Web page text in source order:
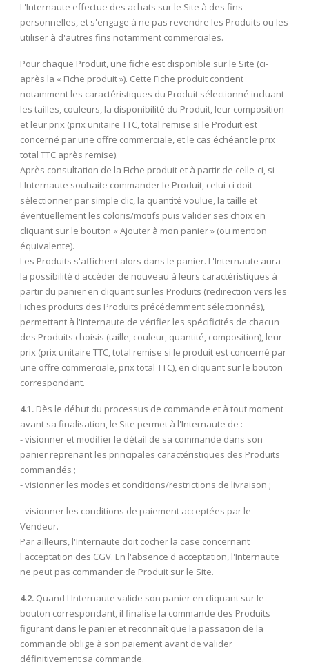
L'Internaute effectue des achats sur le Site à des fins
personnelles, et s'engage à ne pas revendre les Produits ou les
utiliser à d'autres fins notamment commerciales.
Pour chaque Produit, une fiche est disponible sur le Site (ci-
après la « Fiche produit »). Cette Fiche produit contient
notamment les caractéristiques du Produit sélectionné incluant
les tailles, couleurs, la disponibilité du Produit, leur composition
et leur prix (prix unitaire TTC, total remise si le Produit est
concerné par une offre commerciale, et le cas échéant le prix
total TTC après remise).
Après consultation de la Fiche produit et à partir de celle-ci, si
l'Internaute souhaite commander le Produit, celui-ci doit
sélectionner par simple clic, la quantité voulue, la taille et
éventuellement les coloris/motifs puis valider ses choix en
cliquant sur le bouton « Ajouter à mon panier » (ou mention
équivalente).
Les Produits s'affichent alors dans le panier. L'Internaute aura
la possibilité d'accéder de nouveau à leurs caractéristiques à
partir du panier en cliquant sur les Produits (redirection vers les
Fiches produits des Produits précédemment sélectionnés),
permettant à l'Internaute de vérifier les spécificités de chacun
des Produits choisis (taille, couleur, quantité, composition), leur
prix (prix unitaire TTC, total remise si le produit est concerné par
une offre commerciale, prix total TTC), en cliquant sur le bouton
correspondant.
4.1. Dès le début du processus de commande et à tout moment
avant sa finalisation, le Site permet à l'Internaute de :
- visionner et modifier le détail de sa commande dans son
panier reprenant les principales caractéristiques des Produits
commandés ;
- visionner les modes et conditions/restrictions de livraison ;
- visionner les conditions de paiement acceptées par le
Vendeur.
Par ailleurs, l'Internaute doit cocher la case concernant
l'acceptation des CGV. En l'absence d'acceptation, l'Internaute
ne peut pas commander de Produit sur le Site.
4.2. Quand l'Internaute valide son panier en cliquant sur le
bouton correspondant, il finalise la commande des Produits
figurant dans le panier et reconnaît que la passation de la
commande oblige à son paiement avant de valider
définitivement sa commande.